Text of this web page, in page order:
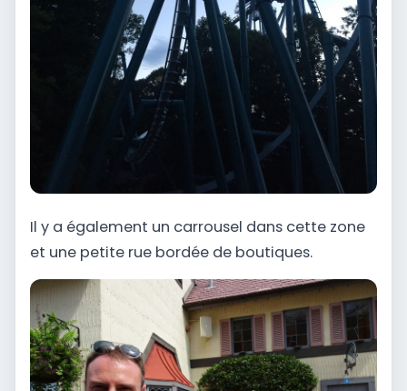
Il y a également un carrousel dans cette zone
et une petite rue bordée de boutiques.